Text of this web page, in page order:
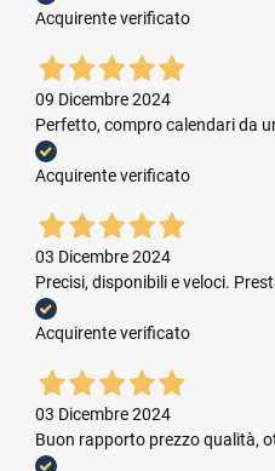
Acquirente verificato
09 Dicembre 2024
Perfetto, compro calendari da
Acquirente verificato
03 Dicembre 2024
Precisi, disponibili e veloci.
Acquirente verificato
03 Dicembre 2024
Buon rapporto prezzo qualità,